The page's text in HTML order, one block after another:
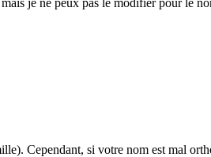
Cependant, si votre nom est mal